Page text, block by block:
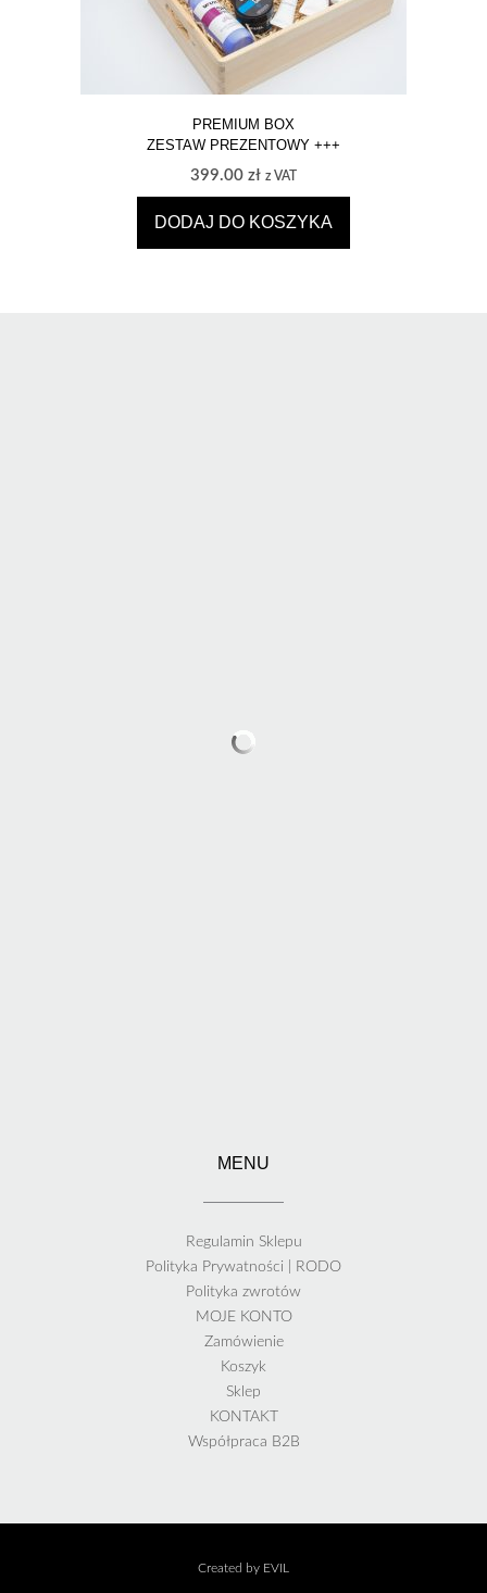
PREMIUM BOX
ZESTAW PREZENTOWY +++
399.00 zł z VAT
DODAJ DO KOSZYKA
MENU
Regulamin Sklepu
Polityka Prywatności | RODO
Polityka zwrotów
MOJE KONTO
Zamówienie
Koszyk
Sklep
KONTAKT
Współpraca B2B
Created by EVIL